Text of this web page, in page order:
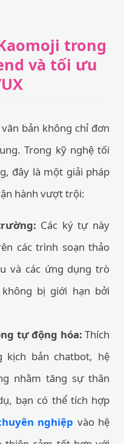
trong
và tối ưu
bản không chỉ đơn
Trong kỹ nghệ tối
đây là một giải pháp
hành vượt trội:
Các ký tự này
các trình soạn thảo
và các ứng dụng trò
bị giới hạn bởi
tự động hóa: Thích
kịch bản chatbot, hệ
nhằm tăng sự thân
bạn có thể tích hợp
nghiệp vào hệ